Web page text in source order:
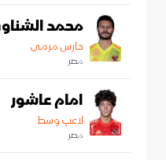
محمد
حارس مرمى
مصر
امام عاشور
لاعب وسط
مصر